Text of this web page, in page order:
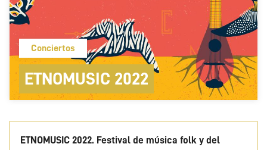
Conciertos
ETNOMUSIC 2022
ETNOMUSIC 2022. Festival de música folk y del